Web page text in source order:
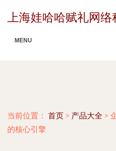
上海娃哈哈赋礼网
MENU
当前位置： 首页 > 产品大全 >
的核心引擎